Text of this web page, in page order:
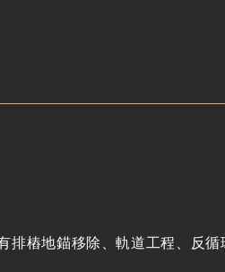
樁地錨移除、軌道工程、反